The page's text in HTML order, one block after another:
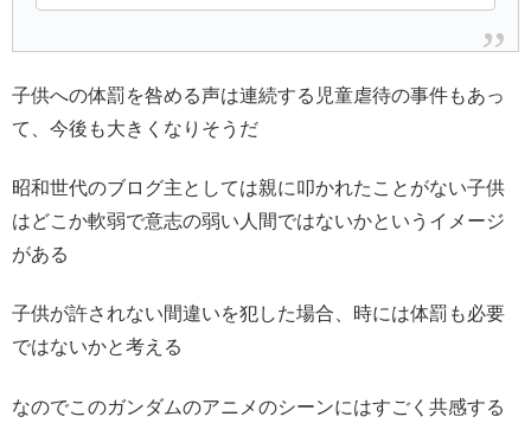
子供への体罰を咎める声は連続する児童虐待の事件もあっ
て、今後も大きくなりそうだ
昭和世代のブログ主としては親に叩かれたことがない子供
はどこか軟弱で意志の弱い人間ではないかというイメージ
がある
子供が許されない間違いを犯した場合、時には体罰も必要
ではないかと考える
なのでこのガンダムのアニメのシーンにはすごく共感する